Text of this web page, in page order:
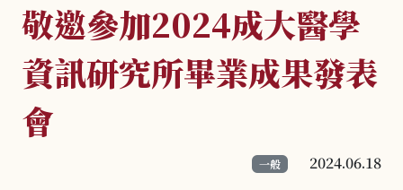
敬邀參加2024成大醫學
資訊研究所畢業成果發表
會
一般 2024.06.18